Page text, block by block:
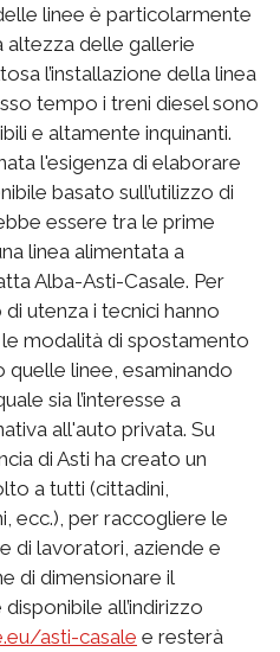
linee è particolarmente
altezza delle gallerie
l’installazione della linea
tempo i treni diesel sono
e altamente inquinanti.
l'esigenza di elaborare
basato sull’utilizzo di
essere tra le prime
linea alimentata a
Alba-Asti-Casale. Per
utenza i tecnici hanno
modalità di spostamento
quelle linee, esaminando
sia l’interesse a
all'auto privata. Su
di Asti ha creato un
a tutti (cittadini,
ecc.), per raccogliere le
di lavoratori, aziende e
di dimensionare il
all’indirizzo
asti-casale e resterà